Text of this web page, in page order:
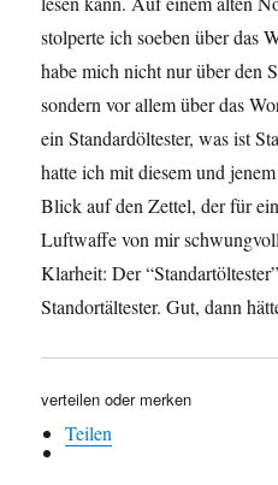
stolperte ich soeben über das
habe mich nicht nur über den
sondern vor allem über das
ein Standardöltester, was ist
hatte ich mit diesem und
Blick auf den Zettel, der für
Luftwaffe von mir
Klarheit: Der
Standortältester. Gut, dann
verteilen oder merken
Teilen